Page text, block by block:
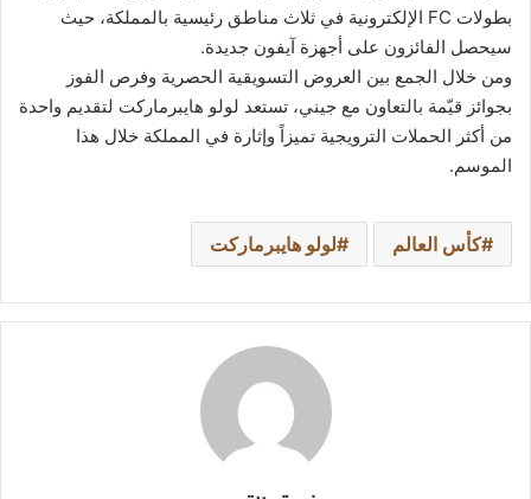
بطولات FC الإلكترونية في ثلاث مناطق رئيسية بالمملكة، حيث
سيحصل الفائزون على أجهزة آيفون جديدة.
ومن خلال الجمع بين العروض التسويقية الحصرية وفرص الفوز
بجوائز قيّمة بالتعاون مع جيني، تستعد لولو هايبرماركت لتقديم واحدة
من أكثر الحملات الترويجية تميزاً وإثارة في المملكة خلال هذا
الموسم.
كأس العالم لولو هايبرماركت